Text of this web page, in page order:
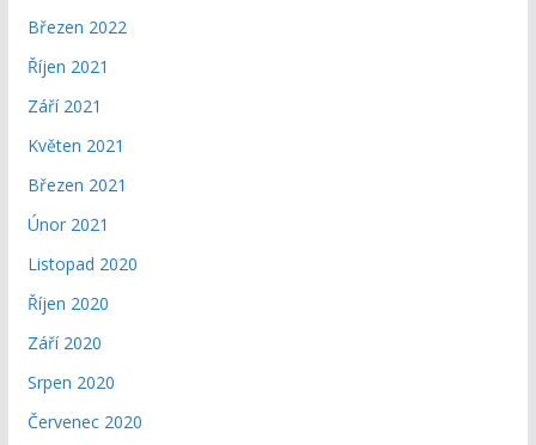
Březen 2022
Říjen 2021
Září 2021
Květen 2021
Březen 2021
Únor 2021
Listopad 2020
Říjen 2020
Září 2020
Srpen 2020
Červenec 2020